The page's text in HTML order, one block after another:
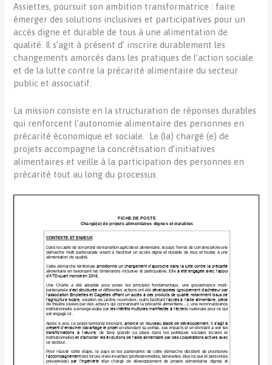
Assiettes, poursuit son ambition transformatrice : faire
émerger des solutions inclusives et participatives pour un
accès digne et durable de tous à une alimentation de
qualité. Il s’agit à présent d’ inscrire durablement les
changements amorcés dans les pratiques de l’action sociale
et de la lutte contre la précarité alimentaire du secteur
public et associatif.
La mission consiste en la structuration de réponses durables
qui renforcent l’autonomie alimentaire des personnes en
précarité économique et sociale. Le (la) chargé (e) de
projets accompagne la concrétisation d’initiatives
alimentaires et veille à la participation des personnes en
précarité tout au long du processus.